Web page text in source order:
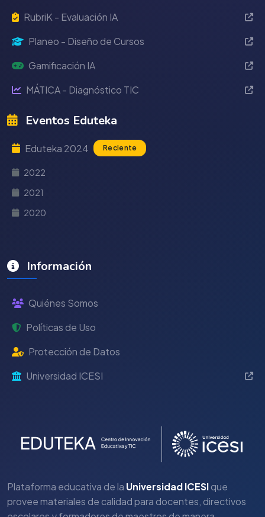
RubriK - Evaluación IA
Planeo - Diseño de Cursos
Gamificación IA
MÁTICA - Diagnóstico TIC
Eventos Eduteka
Eduteka 2024 Reciente
2022
2021
2020
Información
Quiénes Somos
Políticas de Uso
Protección de Datos
Universidad ICESI
Plataforma educativa de la Universidad ICESIque
provee materiales de calidad para docentes, directivos